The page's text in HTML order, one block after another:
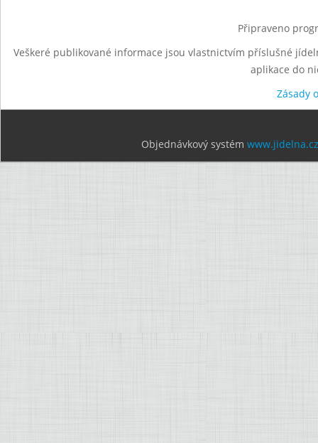
Připraveno
Veškeré publikované informace jsou vlastnictvím příslušné
aplikace do
Zásady
Objednávkový systém www.jidelna.cz